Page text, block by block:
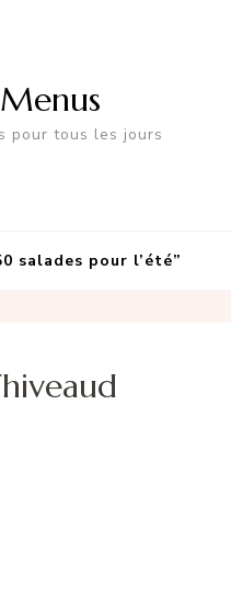
pour tous les jours
salades pour l’été”